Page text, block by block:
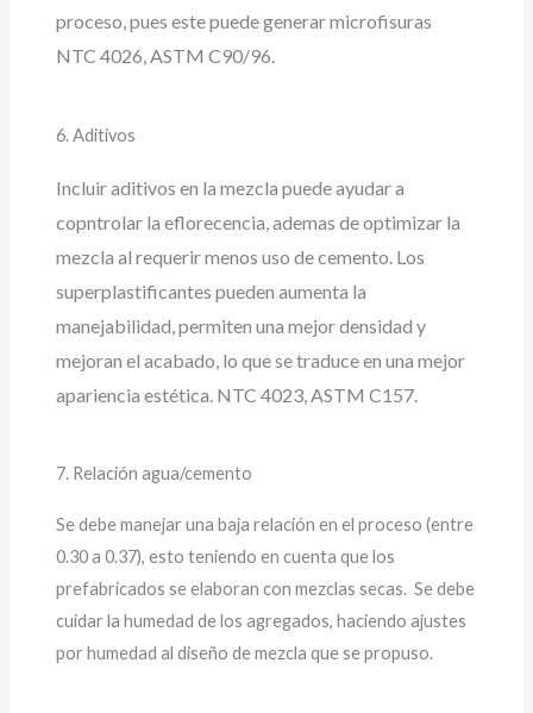
proceso, pues este puede generar microfisuras
NTC 4026, ASTM C90/96.
6. Aditivos
Incluir aditivos en la mezcla puede ayudar a
copntrolar la eflorecencia, ademas de optimizar la
mezcla al requerir menos uso de cemento. Los
superplastificantes pueden aumenta la
manejabilidad, permiten una mejor densidad y
mejoran el acabado, lo que se traduce en una mejor
apariencia estética. NTC 4023, ASTM C157.
7. Relación agua/cemento
Se debe manejar una baja relación en el proceso (entre
0.30 a 0.37), esto teniendo en cuenta que los
prefabricados se elaboran con mezclas secas. Se debe
cuidar la humedad de los agregados, haciendo ajustes
por humedad al diseño de mezcla que se propuso.